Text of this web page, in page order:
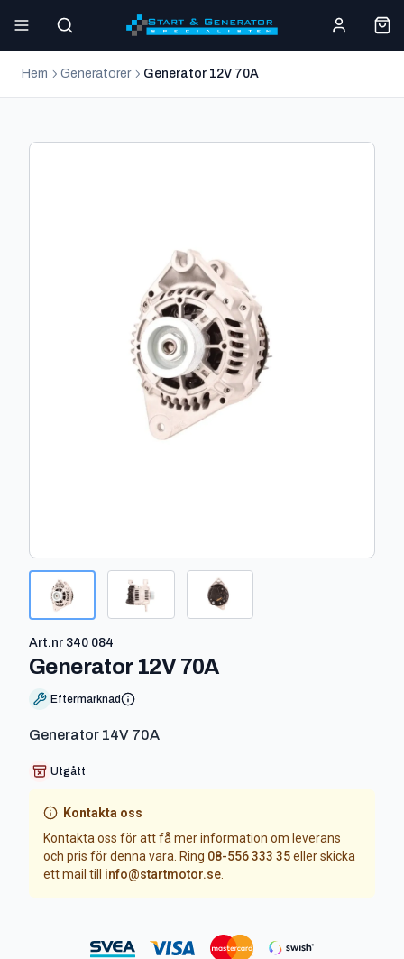
Hem Generatorer Generator 12V 70A
Art.nr 340 084
Generator 12V 70A-
Eftermarknad
Generator 14V 70A
Utgått
Kontakta oss
Kontakta oss för att få mer information om leverans
och pris för denna vara. Ring 08-556 333 35eller skicka
ett mail till
info@startmotor.se